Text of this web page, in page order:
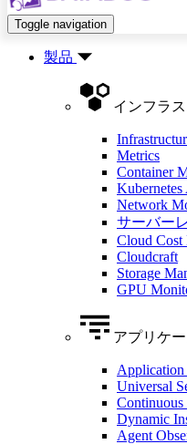
Toggle navigation
製品
インフラ
Metrics
Container
Network
サーバー
Cloud Cost
Cloudcraft
Storage
GPU
アプリケ
Application
Universal
Dynamic
Agent